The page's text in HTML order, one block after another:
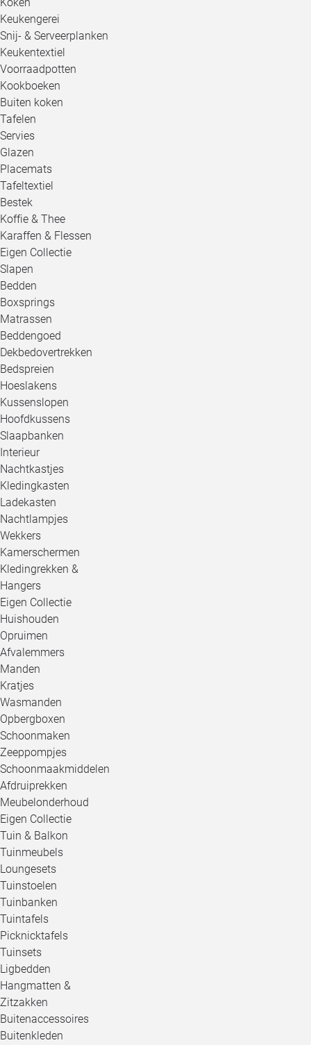
Keukengerei
Snij- & Serveerplanken
Keukentextiel
Voorraadpotten
Kookboeken
Buiten koken
Tafelen
Servies
Glazen
Placemats
Tafeltextiel
Bestek
Koffie & Thee
Karaffen & Flessen
Eigen Collectie
Slapen
Bedden
Boxsprings
Matrassen
Beddengoed
Dekbedovertrekken
Bedspreien
Hoeslakens
Kussenslopen
Hoofdkussens
Slaapbanken
Interieur
Nachtkastjes
Kledingkasten
Ladekasten
Nachtlampjes
Wekkers
Kamerschermen
Kledingrekken &
Hangers
Eigen Collectie
Huishouden
Opruimen
Afvalemmers
Manden
Kratjes
Wasmanden
Opbergboxen
Schoonmaken
Zeeppompjes
Schoonmaakmiddelen
Afdruiprekken
Meubelonderhoud
Eigen Collectie
Tuin & Balkon
Tuinmeubels
Loungesets
Tuinstoelen
Tuinbanken
Tuintafels
Picknicktafels
Tuinsets
Ligbedden
Hangmatten &
Zitzakken
Buitenaccessoires
Buitenkleden